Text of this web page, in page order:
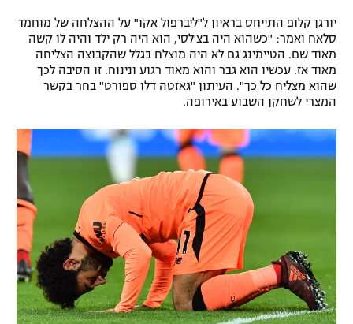
המגזין
יורגן קלופ התייחס בראיון ל"ליברפול אקו" על ההצלחה של מוחמד
סלאח ואמר: "כשהוא היה בצ'לסי, הוא היה רק ילד והיה לו קשה
מאוד שם. הטיימינג גם לא היה מוצלח בגלל שהקבוצה הצליחה
מאוד אז. עכשיו הוא גבר והוא מאוד רגוע ונינוח. זו הסיבה לכך
שהוא מצליח כל כך". העיתון "גאזטה דלו ספורט" בחר בקשר
המצרי לשחקן השבוע באירופה.